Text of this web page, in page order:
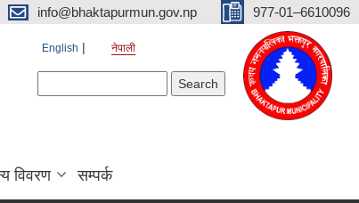
info@bhaktapurmun.gov.np 977-01–6610096
English नेपाली
विवरण सम्पर्क